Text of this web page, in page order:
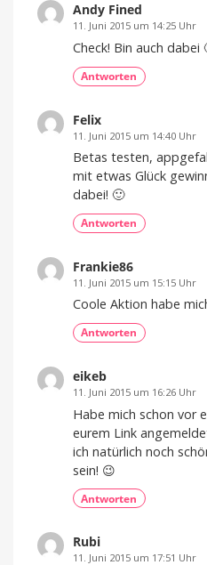
Andy Fined
11. Juni 2015 um 14:25 Uhr
Check! Bin auch dabei
Antworten
Felix
11. Juni 2015 um 14:40 Uhr
Betas testen,
mit etwas Glück
dabei! 🙂
Antworten
Frankie86
11. Juni 2015 um 15:15 Uhr
Coole Aktion habe
Antworten
eikeb
11. Juni 2015 um 16:26 Uhr
Habe mich schon vor
eurem Link
ich natürlich noch
sein! 😉
Antworten
Rubi
11. Juni 2015 um 17:51 Uhr